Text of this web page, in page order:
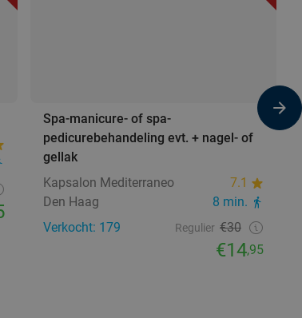
Spa-manicure- of spa-
pedicurebehandeling evt. + nagel- of
gellak
Kapsalon Mediterraneo
7.1
Den Haag
8 min.
Verkocht: 179
Regulier €30
€14,95